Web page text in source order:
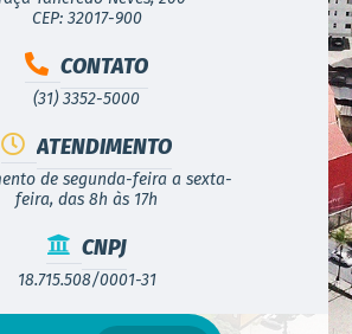
CEP: 32017-900
CONTATO
(31) 3352-5000
ATENDIMENTO
de segunda-feira a sexta-
feira, das 8h às 17h
CNPJ
18.715.508/0001-31